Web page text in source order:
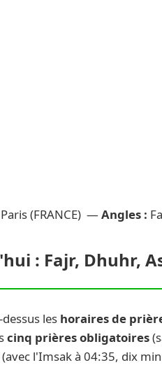
(FRANCE) — Angles :
: Fajr, Dhuhr,
les horaires de
cinq prières obligatoires
l'Imsak à 04:35, dix